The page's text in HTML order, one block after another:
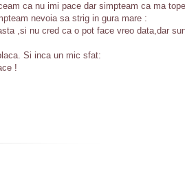
ca nu imi pace dar simpteam ca ma
nevoia sa strig in gura mare :
,si nu cred ca o pot face vreo data,dar
Si inca un mic sfat:
!